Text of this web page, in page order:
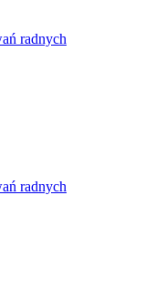
radnych
radnych